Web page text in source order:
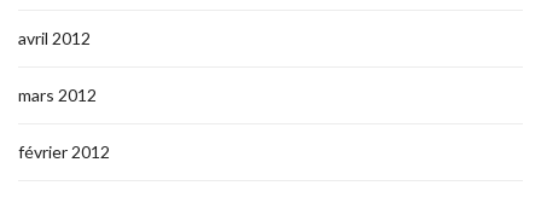
avril 2012
mars 2012
février 2012